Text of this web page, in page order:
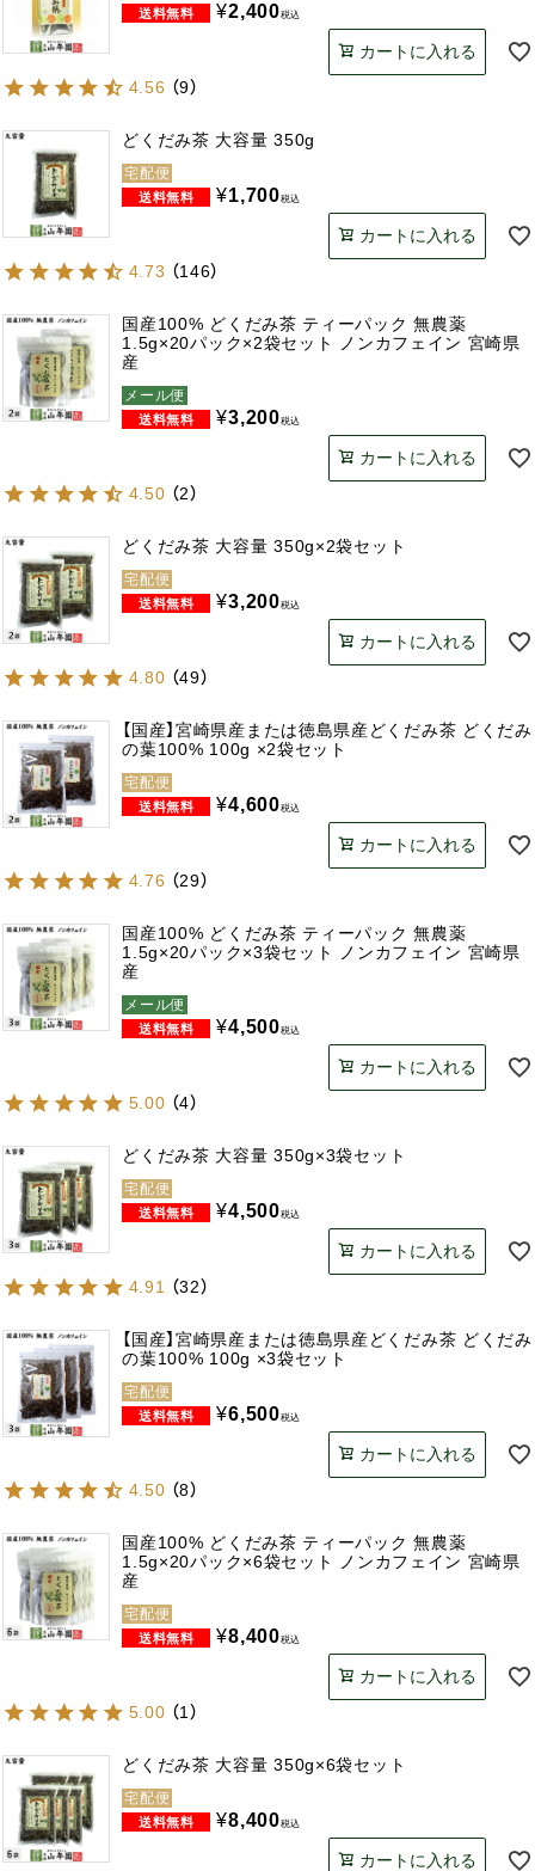
¥2,400税込
カートに入れる
4.56 （9）
どくだみ茶 大容量 350g
宅配便
¥1,700税込
カートに入れる
4.73 （146）
国産100% どくだみ茶 ティーパック 無農薬
1.5g×20パック×2袋セット ノンカフェイン 宮崎県
産
メール便
¥3,200税込
カートに入れる
4.50 （2）
どくだみ茶 大容量 350g×2袋セット
宅配便
¥3,200税込
カートに入れる
4.80 （49）
【国産】宮崎県産または徳島県産どくだみ茶 どくだみ
の葉100% 100g ×2袋セット
宅配便
¥4,600税込
カートに入れる
4.76 （29）
国産100% どくだみ茶 ティーパック 無農薬
1.5g×20パック×3袋セット ノンカフェイン 宮崎県
産
メール便
¥4,500税込
カートに入れる
5.00 （4）
どくだみ茶 大容量 350g×3袋セット
宅配便
¥4,500税込
カートに入れる
4.91
（32）
【国産】宮崎県産または徳島県産どくだみ茶 どくだみ
の葉100% 100g ×3袋セット
宅配便
¥6,500税込
カートに入れる
4.50 （8）
国産100% どくだみ茶 ティーパック 無農薬
1.5g×20パック×6袋セット ノンカフェイン 宮崎県
産
宅配便
¥8,400税込
カートに入れる
5.00 （1 ）
どくだみ茶 大容量 350g×6袋セット
宅配便
¥8,400税込
カートに入れる